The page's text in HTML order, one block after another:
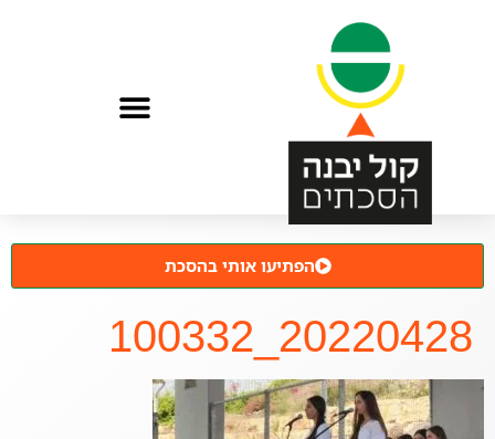
הפתיעו אותי בהסכת
20220428_100332